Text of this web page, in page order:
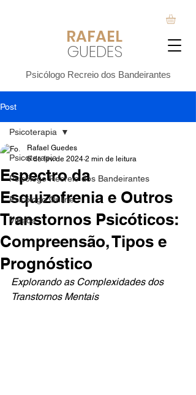
Psicólogo Recreio dos Bandeirantes
RAFAEL
GUEDES
Post
Psicoterapia
Psicólogo Recreio dos Bandeirantes
Psicólogo Online
Vídeos
Psicoterapia
Espectro da
Esquizofrenia e Outros
Transtornos Psicóticos:
Compreensão, Tipos e
Prognóstico
Rafael Guedes
6 de fev. de 2024 2 min de leitura
Explorando as Complexidades dos
Transtornos Mentais